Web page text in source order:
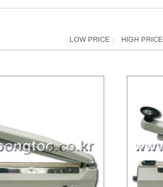
LOW PRICE HIGH PRICE